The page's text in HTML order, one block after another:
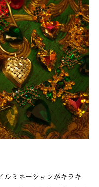
ルミネーションがキラキ